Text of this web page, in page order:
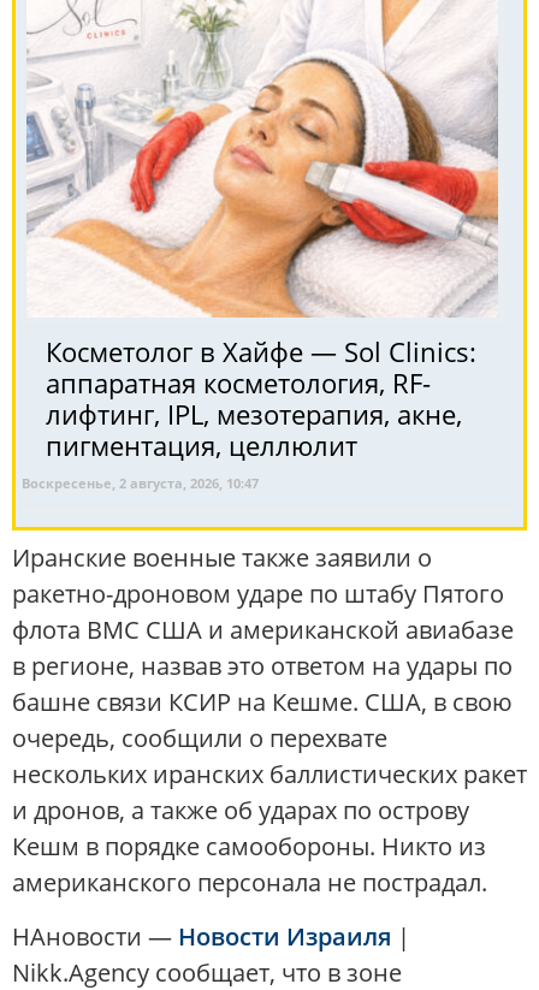
Косметолог в Хайфе — Sol Clinics:
аппаратная косметология, RF-
лифтинг, IPL, мезотерапия, акне,
пигментация, целлюлит
Воскресенье, 2 августа, 2026, 10:47
Иранские военные также заявили о
ракетно-дроновом ударе по штабу Пятого
флота ВМС США и американской авиабазе
в регионе, назвав это ответом на удары по
башне связи КСИР на Кешме. США, в свою
очередь, сообщили о перехвате
нескольких иранских баллистических ракет
и дронов, а также об ударах по острову
Кешм в порядке самообороны. Никто из
американского персонала не пострадал.
НАновости — Новости Израиля |
Nikk.Agency сообщает, что в зоне